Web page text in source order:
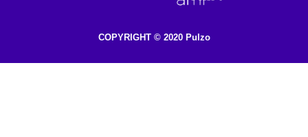
COPYRIGHT © 2020 Pulzo